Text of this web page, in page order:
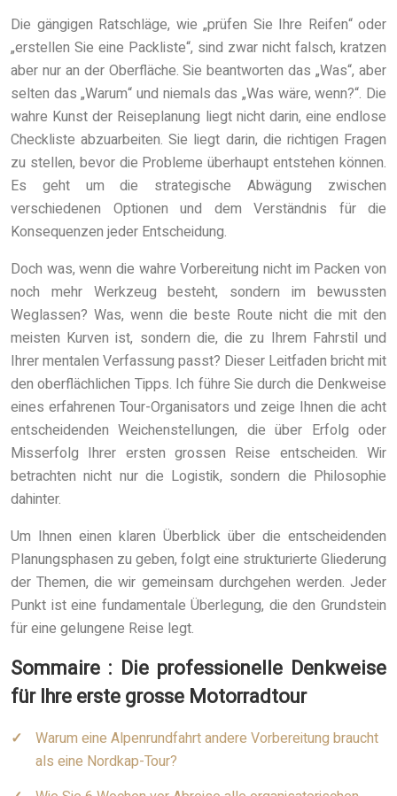
Die gängigen Ratschläge, wie „prüfen Sie Ihre Reifen“ oder
„erstellen Sie eine Packliste“, sind zwar nicht falsch, kratzen
aber nur an der Oberfläche. Sie beantworten das „Was“, aber
selten das „Warum“ und niemals das „Was wäre, wenn?“. Die
wahre Kunst der Reiseplanung liegt nicht darin, eine endlose
Checkliste abzuarbeiten. Sie liegt darin, die richtigen Fragen
zu stellen, bevor die Probleme überhaupt entstehen können.
Es geht um die strategische Abwägung zwischen
verschiedenen Optionen und dem Verständnis für die
Konsequenzen jeder Entscheidung.
Doch was, wenn die wahre Vorbereitung nicht im Packen von
noch mehr Werkzeug besteht, sondern im bewussten
Weglassen? Was, wenn die beste Route nicht die mit den
meisten Kurven ist, sondern die, die zu Ihrem Fahrstil und
Ihrer mentalen Verfassung passt? Dieser Leitfaden bricht mit
den oberflächlichen Tipps. Ich führe Sie durch die Denkweise
eines erfahrenen Tour-Organisators und zeige Ihnen die acht
entscheidenden Weichenstellungen, die über Erfolg oder
Misserfolg Ihrer ersten grossen Reise entscheiden. Wir
betrachten nicht nur die Logistik, sondern die Philosophie
dahinter.
Um Ihnen einen klaren Überblick über die entscheidenden
Planungsphasen zu geben, folgt eine strukturierte Gliederung
der Themen, die wir gemeinsam durchgehen werden. Jeder
Punkt ist eine fundamentale Überlegung, die den Grundstein
für eine gelungene Reise legt.
Sommaire : Die professionelle Denkweise
für Ihre erste grosse Motorradtour
Warum eine Alpenrundfahrt andere Vorbereitung braucht
als eine Nordkap-Tour?